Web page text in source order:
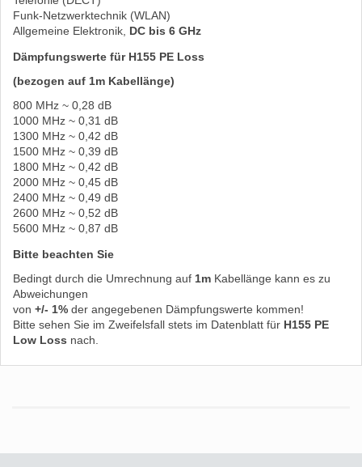
Funk-Netzwerktechnik (WLAN)
Allgemeine Elektronik, DC bis 6 GHz
Dämpfungswerte für H155 PE Loss
(bezogen auf 1m Kabellänge)
800 MHz ~ 0,28 dB
1000 MHz ~ 0,31 dB
1300 MHz ~ 0,42 dB
1500 MHz ~ 0,39 dB
1800 MHz ~ 0,42 dB
2000 MHz ~ 0,45 dB
2400 MHz ~ 0,49 dB
2600 MHz ~ 0,52 dB
5600 MHz ~ 0,87 dB
Bitte beachten Sie
Bedingt durch die Umrechnung auf 1m Kabellänge kann es zu
Abweichungen
von +/- 1% der angegebenen Dämpfungswerte kommen!
Bitte sehen Sie im Zweifelsfall stets im Datenblatt für H155 PE
Low Loss nach.